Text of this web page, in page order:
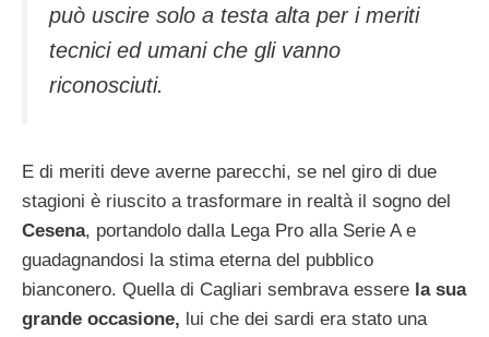
può uscire solo a testa alta per i meriti
tecnici ed umani che gli vanno
riconosciuti.
E di meriti deve averne parecchi, se nel giro di due
stagioni è riuscito a trasformare in realtà il sogno del
Cesena, portandolo dalla Lega Pro alla Serie A e
guadagnandosi la stima eterna del pubblico
bianconero. Quella di Cagliari sembrava essere la sua
grande occasione, lui che dei sardi era stato una